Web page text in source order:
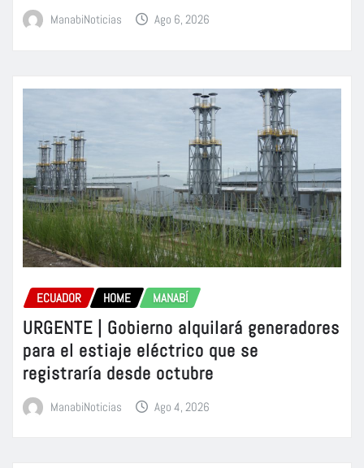
ManabiNoticias Ago 6, 2026
ECUADOR HOME MANABÍ
URGENTE | Gobierno alquilará generadores
para el estiaje eléctrico que se
registraría desde octubre
ManabiNoticias Ago 4, 2026